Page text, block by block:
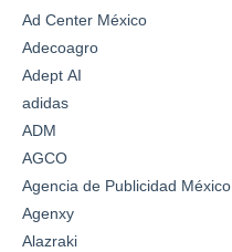
Ad Center México
Adecoagro
Adept AI
adidas
ADM
AGCO
Agencia de Publicidad México
Agenxy
Alazraki